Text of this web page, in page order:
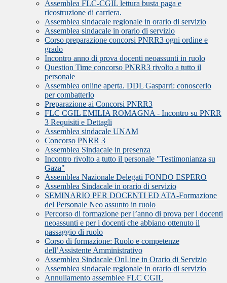
Assemblea FLC-CGIL lettura busta paga e
ricostruzione di carriera.
Assemblea sindacale regionale in orario di servizio
Assemblea sindacale in orario di servizio
Corso preparazione concorsi PNRR3 ogni ordine e
grado
Incontro anno di prova docenti neoassunti in ruolo
Question Time concorso PNRR3 rivolto a tutto il
personale
Assemblea online aperta. DDL Gasparri: conoscerlo
per combatterlo
Preparazione ai Concorsi PNRR3
FLC CGIL EMILIA ROMAGNA - Incontro su PNRR
3 Requisiti e Dettagli
Assemblea sindacale UNAM
Concorso PNRR 3
Assemblea Sindacale in presenza
Incontro rivolto a tutto il personale "Testimonianza su
Gaza"
Assemblea Nazionale Delegati FONDO ESPERO
Assemblea Sindacale in orario di servizio
SEMINARIO PER DOCENTI ED ATA-Formazione
del Personale Neo assunto in ruolo
Percorso di formazione per l’anno di prova per i docenti
neoassunti e per i docenti che abbiano ottenuto il
passaggio di ruolo
Corso di formazione: Ruolo e competenze
dell’Assistente Amministrativo
Assemblea Sindacale OnLine in Orario di Servizio
Assemblea sindacale regionale in orario di servizio
Annullamento assemblee FLC CGIL